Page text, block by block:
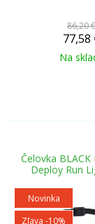
86,20 €
77,58
Na
Čelovka
Deploy Run
Novinka
Zľava -10%